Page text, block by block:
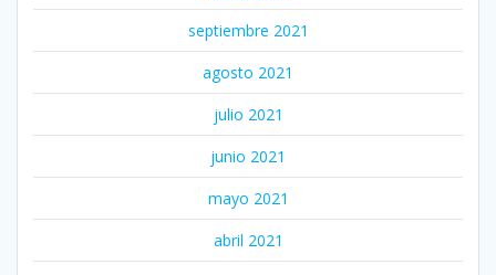
septiembre 2021
agosto 2021
julio 2021
junio 2021
mayo 2021
abril 2021